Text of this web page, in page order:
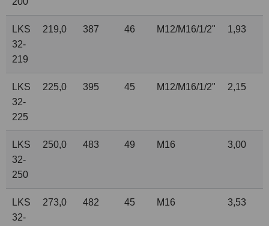
LKS
32-
219
219,0 387 46 M12/M16/1/2" 1,93
LKS
32-
225
225,0 395 45 M12/M16/1/2" 2,15
LKS
32-
250
250,0 483 49 M16 3,00
LKS
32-
273,0 482 45 M16 3,53